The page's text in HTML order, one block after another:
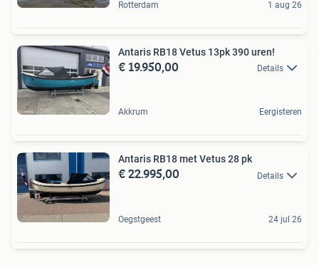
Rotterdam 1 aug 26
Antaris RB18 Vetus 13pk 390 uren!
€ 19.950,00 Details
Akkrum Eergisteren
Antaris RB18 met Vetus 28 pk
€ 22.995,00 Details
Oegstgeest 24 jul 26